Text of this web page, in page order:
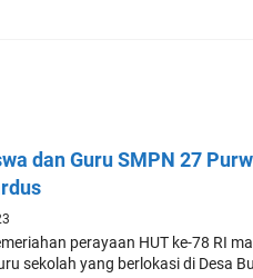
dan Guru SMPN 27
perayaan HUT ke-78 RI
sekolah yang berlokasi di Desa